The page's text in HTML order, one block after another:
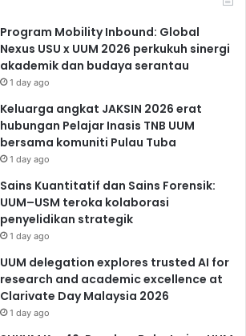
Program Mobility Inbound: Global
Nexus USU x UUM 2026 perkukuh sinergi
akademik dan budaya serantau
1 day ago
Keluarga angkat JAKSIN 2026 erat
hubungan Pelajar Inasis TNB UUM
bersama komuniti Pulau Tuba
1 day ago
Sains Kuantitatif dan Sains Forensik:
UUM–USM teroka kolaborasi
penyelidikan strategik
1 day ago
UUM delegation explores trusted AI for
research and academic excellence at
Clarivate Day Malaysia 2026
1 day ago